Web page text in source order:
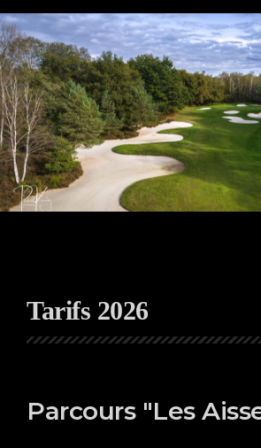
Tarifs 2026
Parcours "Les